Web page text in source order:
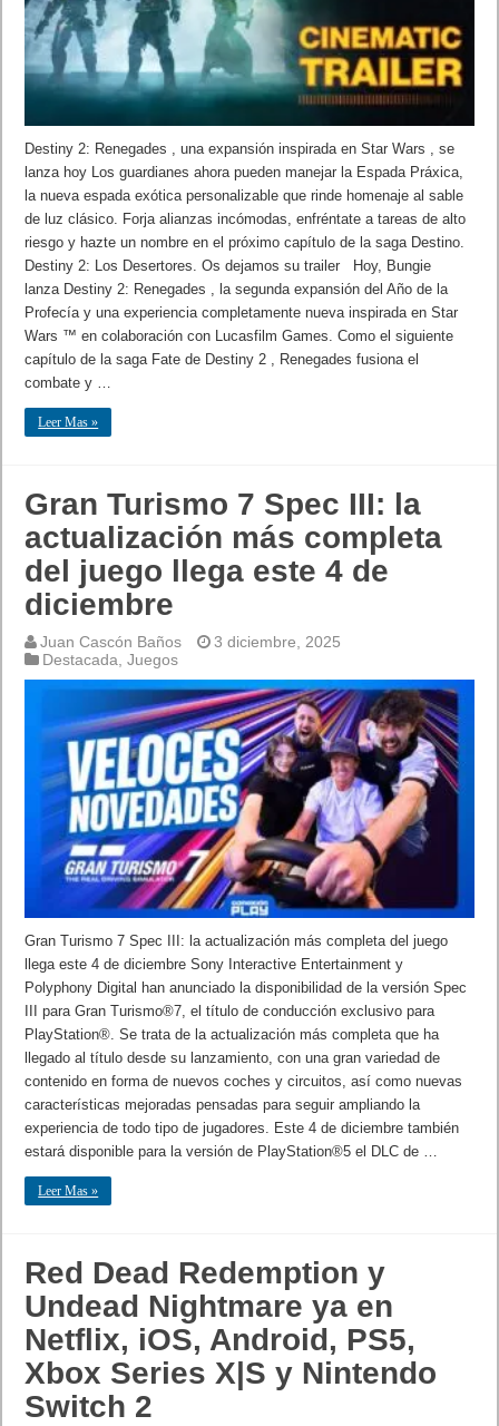
Destiny 2: Renegades , una expansión inspirada en Star Wars , se
lanza hoy Los guardianes ahora pueden manejar la Espada Práxica,
la nueva espada exótica personalizable que rinde homenaje al sable
de luz clásico. Forja alianzas incómodas, enfréntate a tareas de alto
riesgo y hazte un nombre en el próximo capítulo de la saga Destino.
Destiny 2: Los Desertores. Os dejamos su trailer Hoy, Bungie
lanza Destiny 2: Renegades , la segunda expansión del Año de la
Profecía y una experiencia completamente nueva inspirada en Star
Wars ™ en colaboración con Lucasfilm Games. Como el siguiente
capítulo de la saga Fate de Destiny 2 , Renegades fusiona el
combate y …
Leer Mas »
Gran Turismo 7 Spec III: la
actualización más completa
del juego llega este 4 de
diciembre
Juan Cascón Baños
3 diciembre, 2025
Destacada ,Juegos
Gran Turismo 7 Spec III: la actualización más completa del juego
llega este 4 de diciembre Sony Interactive Entertainment y
Polyphony Digital han anunciado la disponibilidad de la versión Spec
III para Gran Turismo®7, el título de conducción exclusivo para
PlayStation®. Se trata de la actualización más completa que ha
llegado al título desde su lanzamiento, con una gran variedad de
contenido en forma de nuevos coches y circuitos, así como nuevas
características mejoradas pensadas para seguir ampliando la
experiencia de todo tipo de jugadores. Este 4 de diciembre también
estará disponible para la versión de PlayStation®5 el DLC de …
Leer Mas »
Red Dead Redemption y
Undead Nightmare ya en
Netflix, iOS, Android, PS5,
Xbox Series X|S y Nintendo
Switch 2